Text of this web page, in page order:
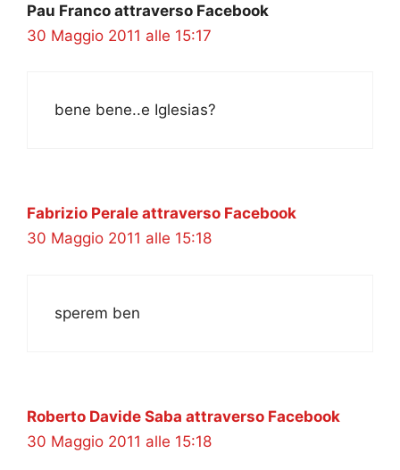
Pau Franco attraverso Facebook
30 Maggio 2011 alle 15:17
bene bene..e Iglesias?
Fabrizio Perale attraverso Facebook
30 Maggio 2011 alle 15:18
sperem ben
Roberto Davide Saba attraverso Facebook
30 Maggio 2011 alle 15:18